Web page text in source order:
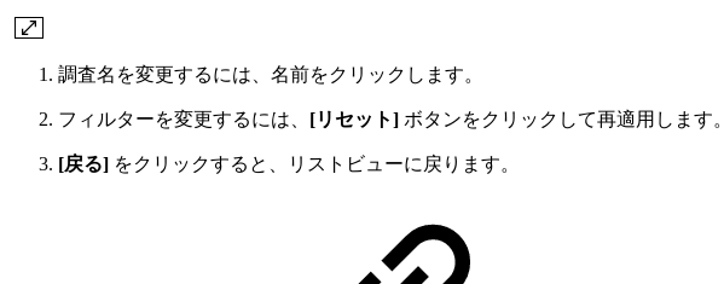
調査名を変更するには、名前をクリックします。
フィルターを変更するには、 [リセット] ボタンをクリックして再適用します。
[戻る] をクリックすると、リストビューに戻ります。